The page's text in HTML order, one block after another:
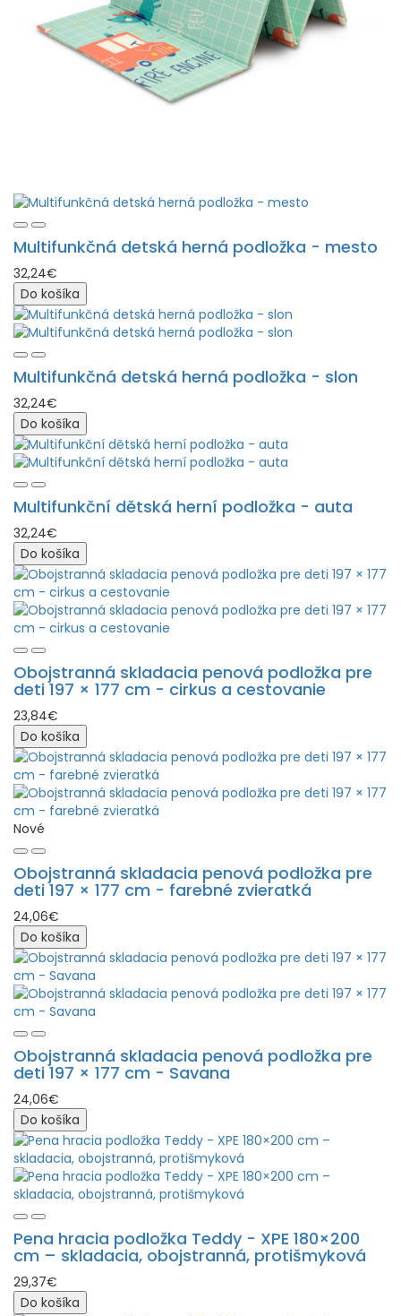
Multifunkčná detská herná podložka - mesto
32,24€
Do košíka
Multifunkčná detská herná podložka - slon
32,24€
Do košíka
Multifunkční dětská herní podložka - auta
32,24€
Do košíka
Obojstranná skladacia penová podložka pre
deti 197 × 177 cm - cirkus a cestovanie
23,84€
Do košíka
Nové
Obojstranná skladacia penová podložka pre
deti 197 × 177 cm - farebné zvieratká
24,06€
Do košíka
Obojstranná skladacia penová podložka pre
deti 197 × 177 cm - Savana
24,06€
Do košíka
Pena hracia podložka Teddy - XPE 180×200
cm – skladacia, obojstranná, protišmyková
29,37€
Do košíka